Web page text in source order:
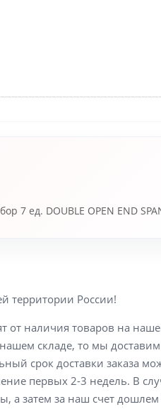
7 ед. DOUBLE OPEN END
территории России!
от наличия товаров на
складе, то мы доставим
срок доставки заказа
первых 2-3 недель. В
затем за наш счет дошлем